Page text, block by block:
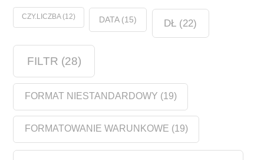
CZY.LICZBA(12) DATA(15) DŁ (22)
FILTR (28)
FORMAT NIESTANDARDOWY (19)
FORMATOWANIE WARUNKOWE (19)